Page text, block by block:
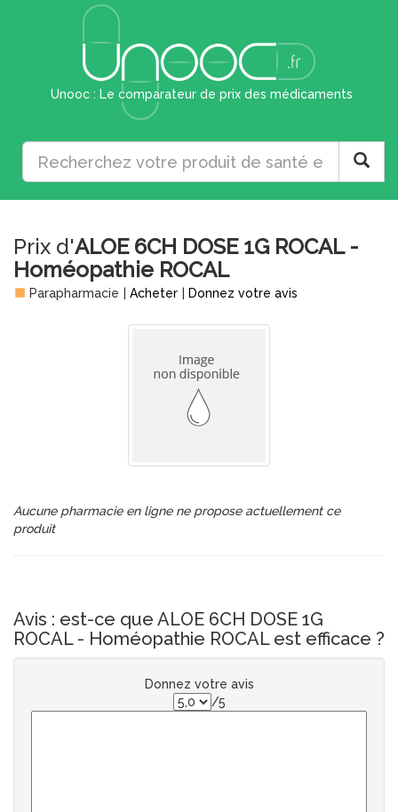
Unooc : Le comparateur de prix des médicaments
Prix d'ALOE 6CH DOSE 1G ROCAL -
Homéopathie ROCAL
Parapharmacie Acheter Donnez votre avis
Aucune pharmacie en ligne ne propose actuellement ce
produit
Avis : est-ce que ALOE 6CH DOSE 1G
ROCAL - Homéopathie ROCAL est efficace ?
Donnez votre avis
/5